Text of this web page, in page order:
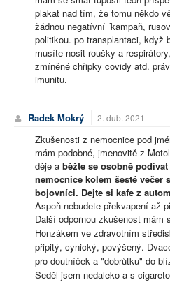
plakat nad tím, že tomu někdo
žádnou negatívní ´kampaň,
politikou. po transplantaci, když
musíte nosit roušky a
zmíněné chřipky covidy atd.
imunitu.
Radek Mokrý 2. dub. 2021
Zkušenosti z nemocnice pod
mám podobné, jmenovitě z
děje a běžte se osobně
nemocnice kolem šesté večer
bojovníci. Dejte si kafe z
Aspoň nebudete překvapení až
Další odpornou zkušenost mám
Honzákem ve zdravotním
připitý, cynický, povýšený.
pro doutníček a "dobrůtku" do
Seděl jsem nedaleko a s